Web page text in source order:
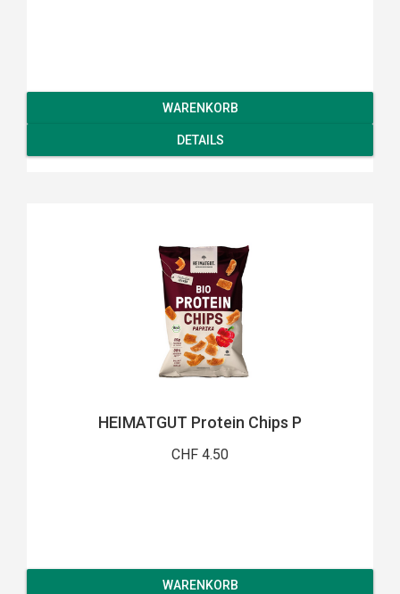
WARENKORB
DETAILS
HEIMATGUT Protein Chips P
CHF 4.50
WARENKORB